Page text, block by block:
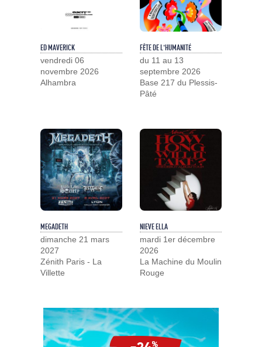
ED MAVERICK
vendredi 06
novembre 2026
Alhambra
FÊTE DE L'HUMANITÉ
du 11 au 13
septembre 2026
Base 217 du Plessis-
Pâté
MEGADETH
dimanche 21 mars
2027
Zénith Paris - La
Villette
NIEVE ELLA
mardi 1er décembre
2026
La Machine du Moulin
Rouge